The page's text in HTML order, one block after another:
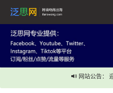
网站公告： 迎